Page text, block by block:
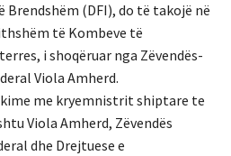
(DFI), do të takojë në
të Kombeve të
i shoqëruar nga Zëvendës-
Viola Amherd.
me kryemnistrit shiptare te
Viola Amherd, Zëvendës
dhe Drejtuese e